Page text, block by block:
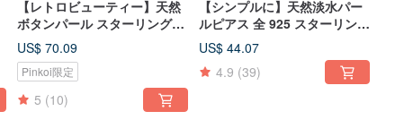
【レトロビューティー】天然
ボタンパール スターリングシ
ルバーのピアス/イヤリング
US$ 70.09
Pinkoi限定
5 (10)
【シンプルに】天然淡水パー
ルピアス 全 925 スターリング
シルバーピアス/イヤリング
小・中・大・ミニ
US$ 44.07
4.9 (39)